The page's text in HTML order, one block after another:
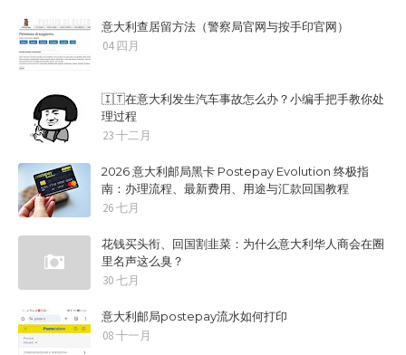
意大利查居留方法（警察局官网与按手印官网）
04 四月
🇮🇹在意大利发生汽车事故怎么办？小编手把手教你处
理过程
23 十二月
2026 意大利邮局黑卡 Postepay Evolution 终极指
南：办理流程、最新费用、用途与汇款回国教程
26 七月
花钱买头衔、回国割韭菜：为什么意大利华人商会在圈
里名声这么臭？
30 七月
意大利邮局postepay流水如何打印
08 十一月